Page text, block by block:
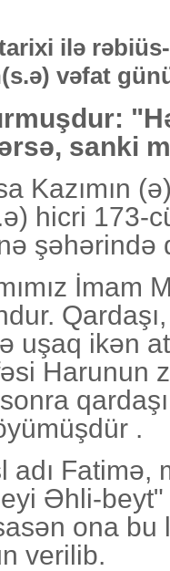
ilə rəbiüs-
vəfat
sanki
Kazımın
hicri 173-
şəhərində
İmam
uşaq ikən
Harunun
.
Fatimə,
Əhli-beyt"
ona bu
verilib.